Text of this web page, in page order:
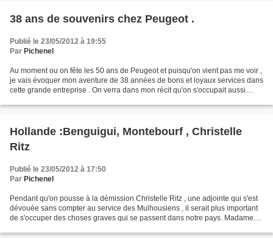
38 ans de souvenirs chez Peugeot .
Publié le 23/05/2012 à 19:55
Par Pichenel
Au moment ou on fête les 50 ans de Peugeot et puisqu'on vient pas me voir ,
je vais évoquer mon aventure de 38 années de bons et loyaux services dans
cette grande entreprise . On verra dans mon récit qu'on s'occupait aussi
Hollande :Benguigui, Montebourf , Christelle
Ritz
Publié le 23/05/2012 à 17:50
Par Pichenel
Pendant qu'on pousse à la démission Christelle Ritz , une adjointe qui s'est
dévouée sans compter au service des Mulhousiens , il serait plus important
de s'occuper des choses graves qui se passent dans notre pays. Madame